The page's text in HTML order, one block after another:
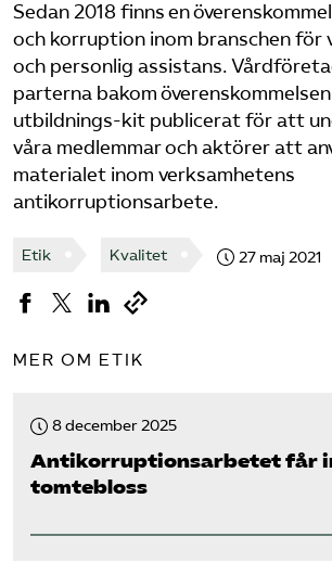
Bli medlem
Logga in på Arbetsgivarguiden
Sök på vardforetagarna.se
In English
Sedan 2018 finns en
och korruption inom branschen för
och personlig assistans.
parterna bakom
utbildnings-kit publicerat för att
våra medlemmar och aktörer att
materialet inom verksamhetens
antikorruptionsarbete.
Etik Kvalitet 27 maj 2021
MER OM ETIK
8 december 2025
Antikorruptions­arbetet får
tomtebloss